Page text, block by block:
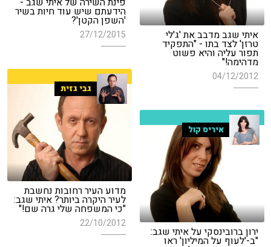
הידעתם שיש עוד חיות בשיר
'השפן הקטן'?
27/12/2015 איתי שגב מדבב את 'ג'לי
טרזן' לצד בתו - "התפקיד
תפור עליה והיא פשוט
מדהימה!"
04/12/2012
גבי גזית
מדוע העיר רחובות נחשבת
לעיר היקרה ביותר? איתי שגב:
"כי המשפחה שלי גרה שם!"
22/10/2012
איריס קול
ירון ברובינסקי על איתי שגב:
"ב-'לעוף על המיליון' ראו